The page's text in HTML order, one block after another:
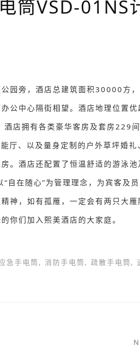
筒VSD-01NS
园旁，酒店总建筑面积30000方
公中心隔街相望。酒店地理位置优
店拥有各类豪华客房及套房229
厅、以及量身定制的户外草坪婚礼
。酒店还配置了恒温舒适的游泳池
自在随心”为管理理念，为宾客及
神，如有孤雁，一定会有两只大雁
你们加入熙美酒店的大家庭。
急手电筒 , 消防手电筒 , 疏散手电筒 ,